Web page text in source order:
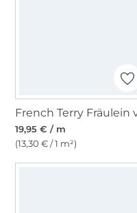
19,95 € / m
(13,30 € / 1 m²)